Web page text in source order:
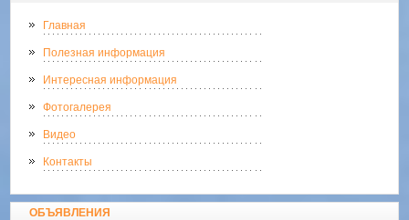
Главная
Полезная информация
Интересная информация
Фотогалерея
Видео
Контакты
ОБЪЯВЛЕНИЯ